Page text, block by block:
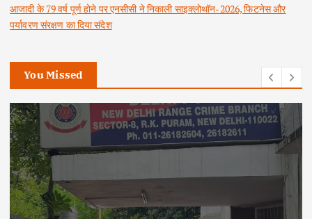
आजादी के 79 वर्ष पूर्ण होने पर एनसीसी ने निकाली साइक्लोथॉन-2026, फिटनेस और
पर्यावरण संरक्षण का दिया संदेश
You Missed